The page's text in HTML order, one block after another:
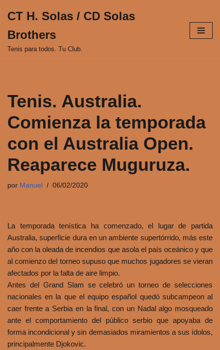
al
contenido
CT H. Solas / CD Solas
Brothers
Tenis para todos. Tu Club.
Tenis. Australia.
Comienza la temporada
con el Australia Open.
Reaparece Muguruza.
por Manuel 06/02/2020
La temporada tenística ha comenzado, el lugar de partida
Australia, superficie dura en un ambiente supertórrido, más este
año con la oleada de incendios que asola el país oceánico y que
al comienzo del torneo supuso que muchos jugadores se vieran
afectados por la falta de aire limpio.
Antes del Grand Slam se celebró un torneo de selecciones
nacionales en la que el equipo español quedó subcampeon al
caer frente a Serbia en la final, con un Nadal algo mosqueado
ante el comportamiento del público serbio que apoyaba de
forma incondicional y sin demasiados miramientos a sus ídolos,
principalmente Djokovic.